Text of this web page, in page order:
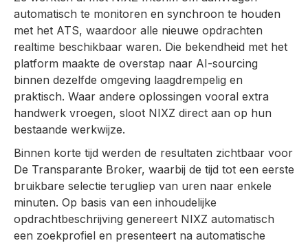
automatisch te monitoren en synchroon te houden
met het ATS, waardoor alle nieuwe opdrachten
realtime beschikbaar waren. Die bekendheid met het
platform maakte de overstap naar AI-sourcing
binnen dezelfde omgeving laagdrempelig en
praktisch. Waar andere oplossingen vooral extra
handwerk vroegen, sloot NIXZ direct aan op hun
bestaande werkwijze.
Binnen korte tijd werden de resultaten zichtbaar voor
De Transparante Broker, waarbij de tijd tot een eerste
bruikbare selectie terugliep van uren naar enkele
minuten. Op basis van een inhoudelijke
opdrachtbeschrijving genereert NIXZ automatisch
een zoekprofiel en presenteert na automatische